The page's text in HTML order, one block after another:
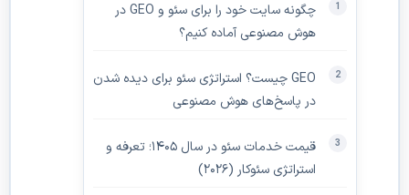
چگونه سایت خود را برای سئو و GEO در
هوش مصنوعی آماده کنیم؟
GEO چیست؟ استراتژی سئو برای دیده‌ شدن
در پاسخ‌های هوش مصنوعی
قیمت خدمات سئو در سال ۱۴۰۵؛ تعرفه و
استراتژی سئوکار (۲۰۲۶)